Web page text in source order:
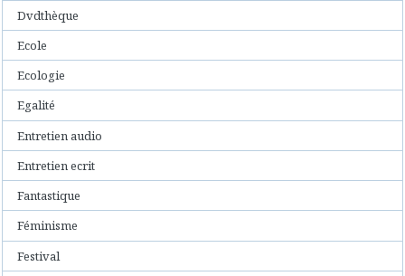
Dvdthèque
Ecole
Ecologie
Egalité
Entretien audio
Entretien ecrit
Fantastique
Féminisme
Festival